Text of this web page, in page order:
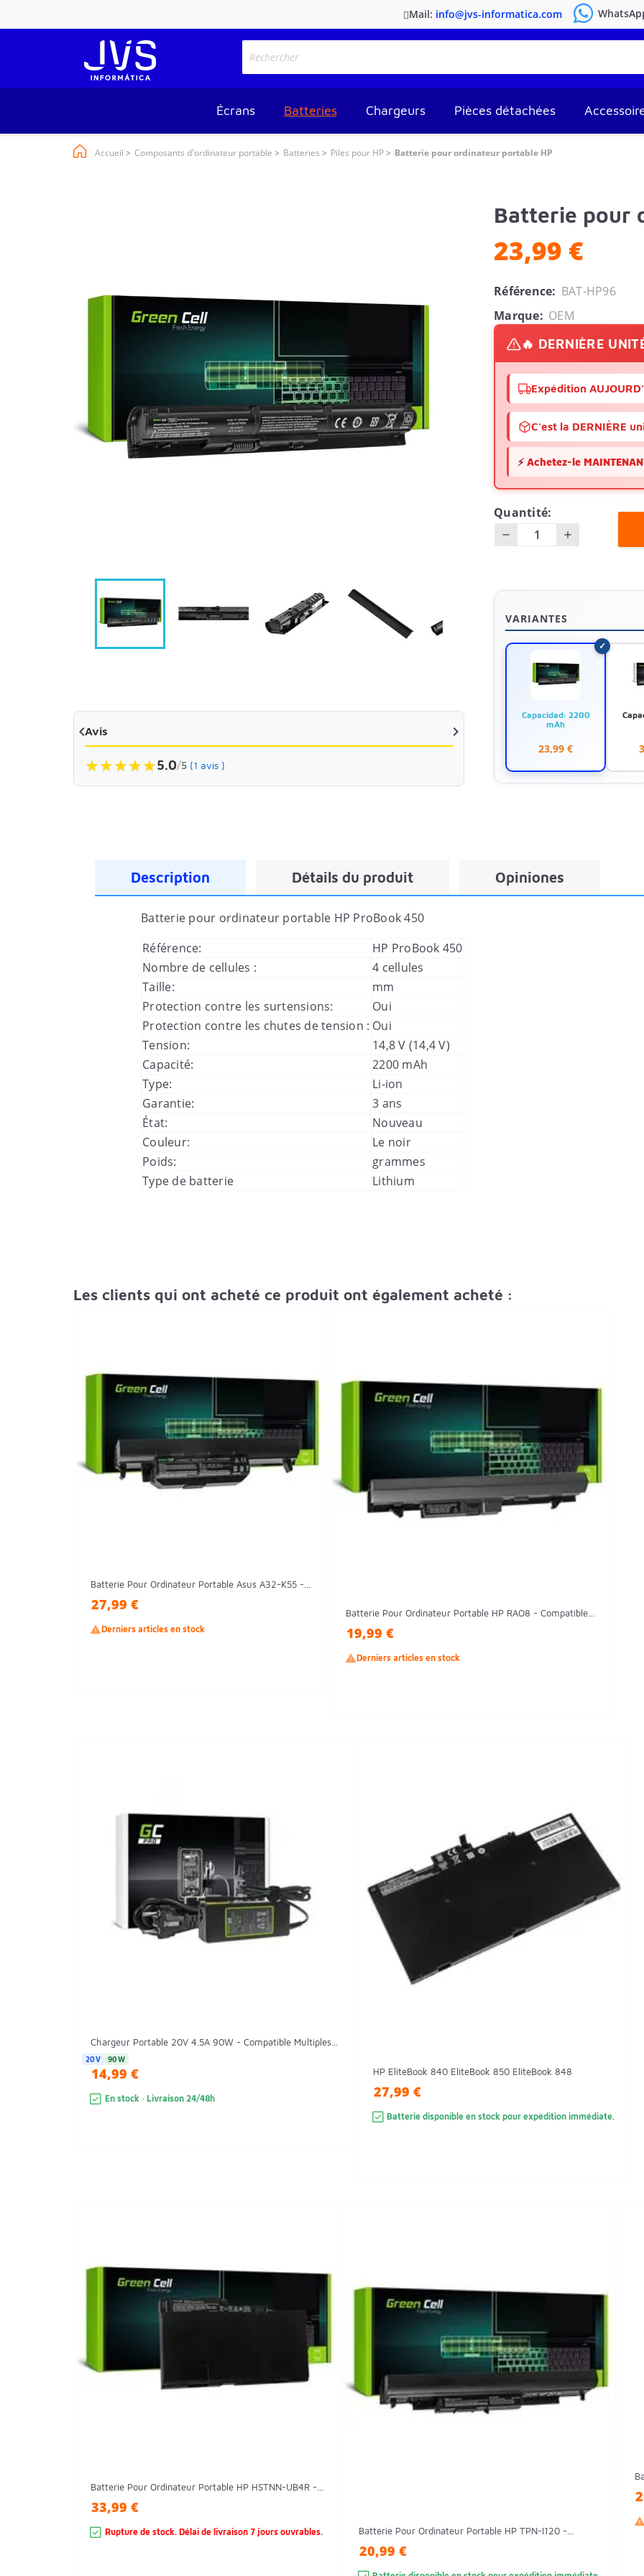
Mail: info@jvs-informatica.com
Écrans Batteries Chargeurs Pièces détachées
Accueil Composants d'ordinateur portable Batteries Piles pour HP Batterie pour ordinateur portable HP
 
Avis
★★★★★5.0/5 (1 avis )
Batterie pour
23,99 €
Référence: BAT-HP96
Marque: OEM
🔥 DERNIÈRE
Expédition
C'est la DERNIÈRE
⚡ Achetez-le
Quantité:
VARIANTES
Capacidad: 2200
mAh
23,99 €
Description Détails du produit Opiniones
Batterie pour ordinateur portable HP ProBook 450
Référence:
HP ProBook 450
Nombre de cellules :
4 cellules
Taille:
mm
Protection contre les surtensions:
Oui
Protection contre les chutes de tension : Oui
Tension:
14,8 V (14,4 V)
Capacité:
2200 mAh
Type:
Li-ion
Garantie:
3 ans
État:
Nouveau
Couleur:
Le noir
Poids:
grammes
Type de batterie
Lithium
Les clients qui ont acheté ce produit ont également acheté :
Batterie Pour Ordinateur Portable Asus A32-K55 -...
27,99 €
Derniers articles en stock
Batterie Pour Ordinateur Portable HP RAO8 - Compatible...
19,99 €
Derniers articles en stock
Chargeur Portable 20V 4.5A 90W - Compatible Multiples...
20V 90W
14,99 €
En stock · Livraison 24/48h
HP EliteBook 840 EliteBook 850 EliteBook 848
27,99 €
Batterie disponible en stock pour expédition immédiate.
Batterie Pour Ordinateur Portable HP HSTNN-UB4R -...
33,99 €
Rupture de stock. Délai de livraison 7 jours ouvrables. Batterie Pour Ordinateur Portable HP TPN-I120 -...
20,99 €